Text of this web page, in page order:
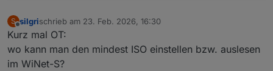
S silgrischrieb am 23. Feb. 2026, 16:30
zuletzt editiert von
Kurz mal OT:
wo kann man den mindest ISO einstellen bzw. auslesen
im WiNet-S?